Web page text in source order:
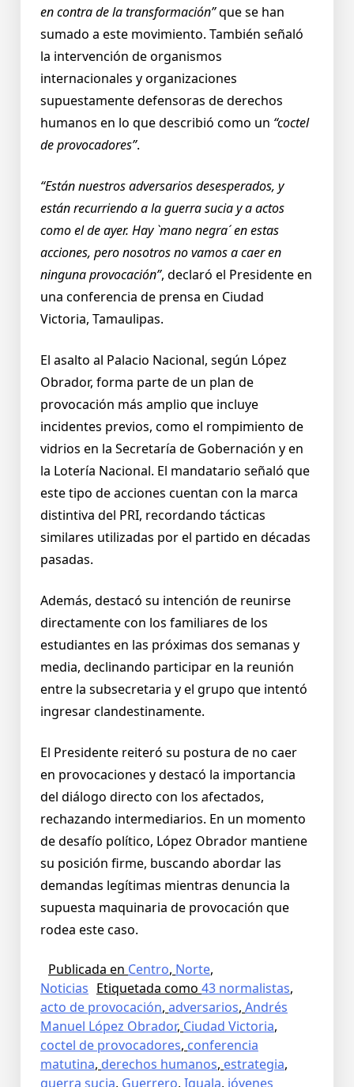
en contra de la transformación”que se han
sumado a este movimiento. También señaló
la intervención de organismos
internacionales y organizaciones
supuestamente defensoras de derechos
humanos en lo que describió como un “coctel
de provocadores”.
“Están nuestros adversarios desesperados, y
están recurriendo a la guerra sucia y a actos
como el de ayer. Hay `mano negra´ en estas
acciones, pero nosotros no vamos a caer en
ninguna provocación”, declaró el Presidente en
una conferencia de prensa en Ciudad
Victoria, Tamaulipas.
El asalto al Palacio Nacional, según López
Obrador, forma parte de un plan de
provocación más amplio que incluye
incidentes previos, como el rompimiento de
vidrios en la Secretaría de Gobernación y en
la Lotería Nacional. El mandatario señaló que
este tipo de acciones cuentan con la marca
distintiva del PRI, recordando tácticas
similares utilizadas por el partido en décadas
pasadas.
Además, destacó su intención de reunirse
directamente con los familiares de los
estudiantes en las próximas dos semanas y
media, declinando participar en la reunión
entre la subsecretaria y el grupo que intentó
ingresar clandestinamente.
El Presidente reiteró su postura de no caer
en provocaciones y destacó la importancia
del diálogo directo con los afectados,
rechazando intermediarios. En un momento
de desafío político, López Obrador mantiene
su posición firme, buscando abordar las
demandas legítimas mientras denuncia la
supuesta maquinaria de provocación que
rodea este caso.
Publicada en Centro, Norte,
Noticias Etiquetada como 43 normalistas,
acto de provocación, adversarios, Andrés
Manuel López Obrador, Ciudad Victoria,
coctel de provocadores, conferencia
matutina, derechos humanos, estrategia,
guerra sucia, Guerrero, Iguala, jóvenes